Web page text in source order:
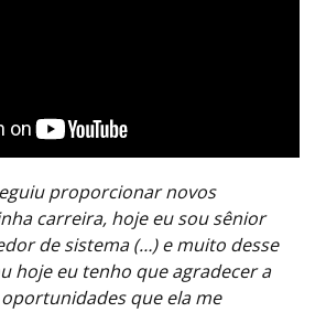
proporcionar novos
carreira, hoje eu sou sênior
de sistema (…) e muito desse
hoje eu tenho que agradecer a
que ela me